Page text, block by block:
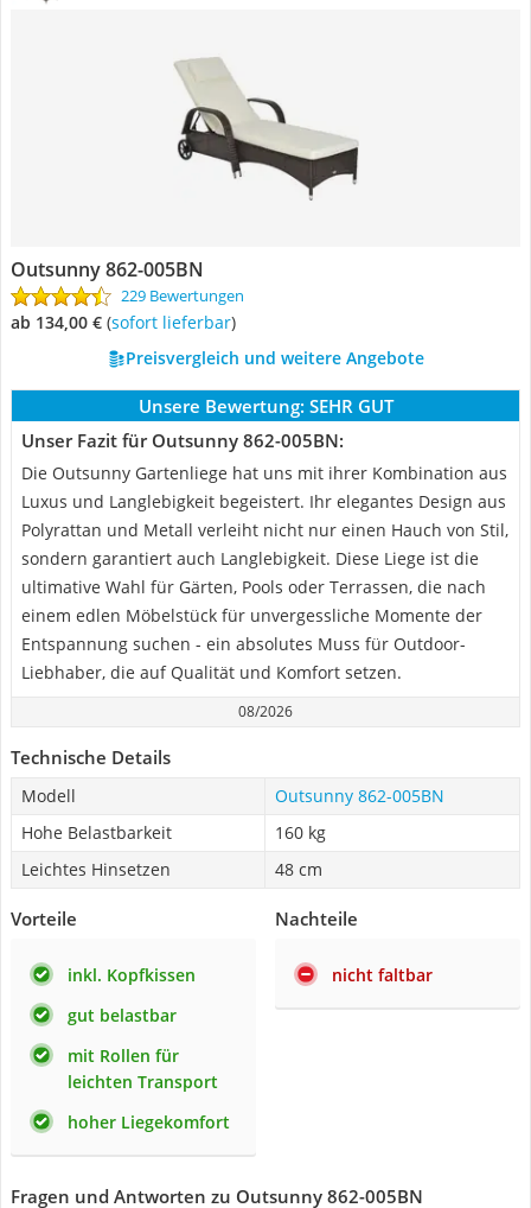
Outsunny 862-005BN
229 Bewertungen
ab 134,00 € ( Sofort lieferbar)
Preisvergleich und weitere Angebote
Unsere Bewertung: SEHR GUT
Unser Fazit für Outsunny 862-005BN:
Die Outsunny Gartenliege hat uns mit ihrer Kombination aus
Luxus und Langlebigkeit begeistert. Ihr elegantes Design aus
Polyrattan und Metall verleiht nicht nur einen Hauch von Stil,
sondern garantiert auch Langlebigkeit. Diese Liege ist die
ultimative Wahl für Gärten, Pools oder Terrassen, die nach
einem edlen Möbelstück für unvergessliche Momente der
Entspannung suchen - ein absolutes Muss für Outdoor-
Liebhaber, die auf Qualität und Komfort setzen.
08/2026
Technische Details
Modell
Outsunny 862-005BN
Hohe Belastbarkeit
160 kg
Leichtes Hinsetzen
48 cm
Vorteile
inkl. Kopfkissen
gut belastbar
mit Rollen für
leichten Transport
hoher Liegekomfort
Nachteile
nicht faltbar
Fragen und Antworten zu Outsunny 862-005BN